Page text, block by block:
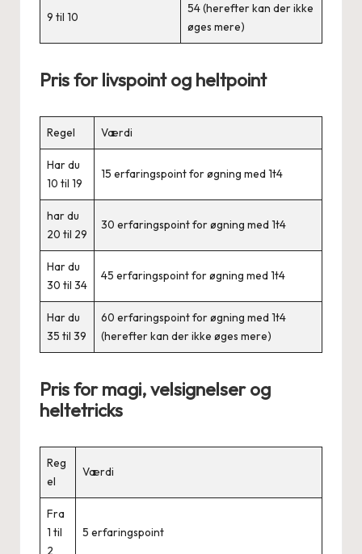
9 til 10
54 (herefter kan der ikke
øges mere)
Pris for livspoint og heltpoint
Regel Værdi
Har du
10 til 19
15 erfaringspoint for øgning med 1t4
har du
20 til 29
30 erfaringspoint for øgning med 1t4
Har du
30 til 34
45 erfaringspoint for øgning med 1t4
Har du
35 til 39
60 erfaringspoint for øgning med 1t4
(herefter kan der ikke øges mere)
Pris for magi, velsignelser og
heltetricks
Reg
el
Værdi
Fra
1 til
2
5 erfaringspoint